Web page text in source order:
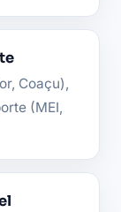
Coaçu),
(MEI,